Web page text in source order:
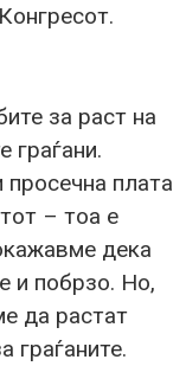
за раст на
граѓани.
плата
– тоа е
дека
и побрзо. Но,
да растат
граѓаните.